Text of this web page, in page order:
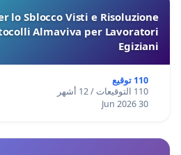
lo Sblocco Visti e Risoluzione
Almaviva per Lavoratori
Egiziani
110 توقيع
110 التوقيعات / 12 أشهر
30 Jun 2026